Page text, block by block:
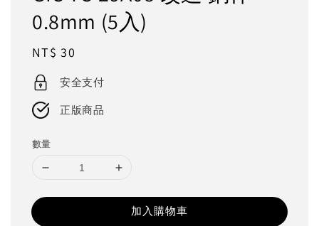
0.8mm (5入)
Regular
price
NT$ 30
安全支付
正版商品
數量
加入購物車